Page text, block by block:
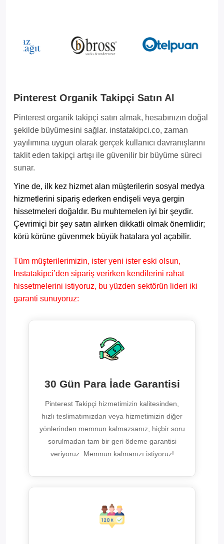
Pinterest Organik Takipçi Satın Al
Pinterest organik takipçi satın almak, hesabınızın doğal
şekilde büyümesini sağlar. instatakipci.co, zaman
yayılımına uygun olarak gerçek kullanıcı davranışlarını
taklit eden takipçi artışı ile güvenilir bir büyüme süreci
sunar.
Yine de, ilk kez hizmet alan müşterilerin sosyal medya
hizmetlerini sipariş ederken endişeli veya gergin
hissetmeleri doğaldır. Bu muhtemelen iyi bir şeydir.
Çevrimiçi bir şey satın alırken dikkatli olmak önemlidir;
körü körüne güvenmek büyük hatalara yol açabilir.
Tüm müşterilerimizin, ister yeni ister eski olsun,
Instatakipci’den sipariş verirken kendilerini rahat
hissetmelerini istiyoruz, bu yüzden sektörün lideri iki
garanti sunuyoruz:
30 Gün Para İade Garantisi
Pinterest Takipçi hizmetimizin kalitesinden,
hızlı teslimatımızdan veya hizmetimizin diğer
yönlerinden memnun kalmazsanız, hiçbir soru
sorulmadan tam bir geri ödeme garantisi
veriyoruz. Memnun kalmanızı istiyoruz!